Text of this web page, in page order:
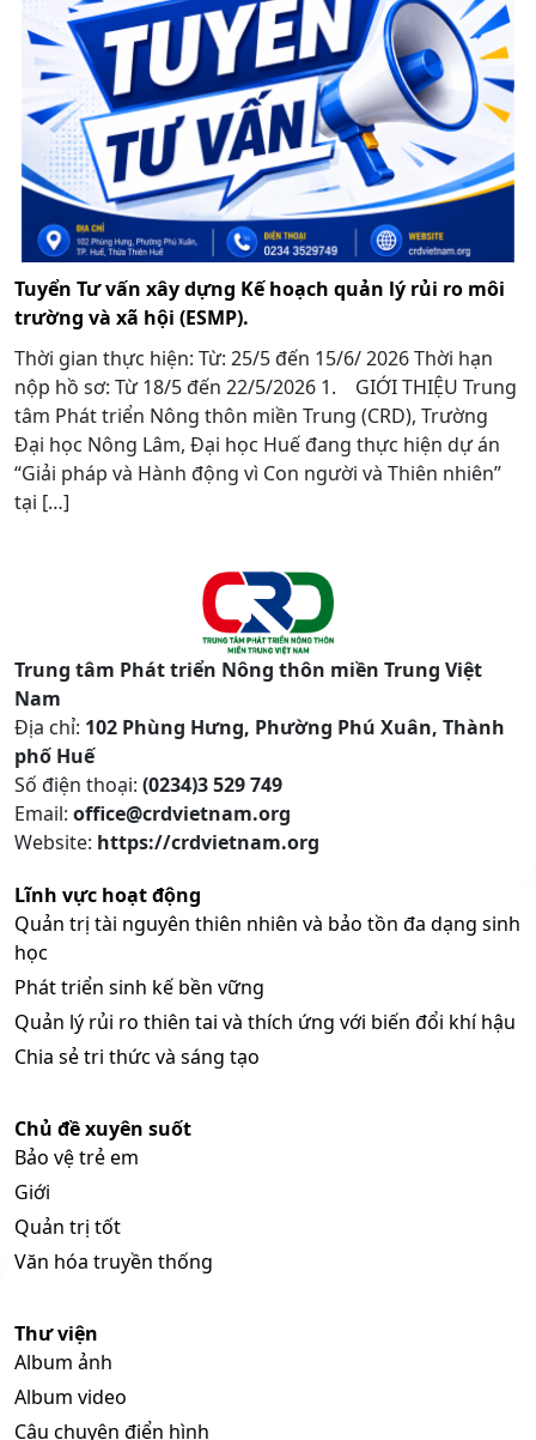
Tuyển Tư vấn xây dựng Kế hoạch quản lý rủi ro môi
trường và xã hội (ESMP).
Thời gian thực hiện: Từ: 25/5 đến 15/6/ 2026 Thời hạn
nộp hồ sơ: Từ 18/5 đến 22/5/2026 1. GIỚI THIỆU Trung
tâm Phát triển Nông thôn miền Trung (CRD), Trường
Đại học Nông Lâm, Đại học Huế đang thực hiện dự án
“Giải pháp và Hành động vì Con người và Thiên nhiên”
tại […]
Trung tâm Phát triển Nông thôn miền Trung Việt
Nam
Địa chỉ: 102 Phùng Hưng, Phường Phú Xuân, Thành
phố Huế
Số điện thoại: (0234)3 529 749
Email: office@crdvietnam.org
Website: https://crdvietnam.org
Lĩnh vực hoạt động
Quản trị tài nguyên thiên nhiên và bảo tồn đa dạng sinh
học
Phát triển sinh kế bền vững
Quản lý rủi ro thiên tai và thích ứng với biến đổi khí hậu
Chia sẻ tri thức và sáng tạo
Chủ đề xuyên suốt
Bảo vệ trẻ em
Giới
Quản trị tốt
Văn hóa truyền thống
Thư viện
Album ảnh
Album video
Câu chuyện điển hình